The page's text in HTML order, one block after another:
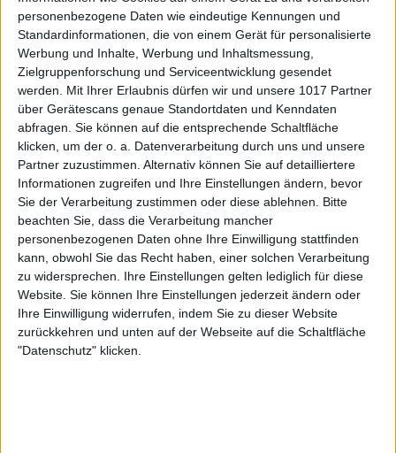
personenbezogene Daten wie eindeutige Kennungen und
Standardinformationen, die von einem Gerät für personalisierte
Werbung und Inhalte, Werbung und Inhaltsmessung,
Zielgruppenforschung und Serviceentwicklung gesendet
werden.
Mit Ihrer Erlaubnis dürfen wir und unsere 1017 Partner
über Gerätescans genaue Standortdaten und Kenndaten
abfragen. Sie können auf die entsprechende Schaltfläche
klicken, um der o. a. Datenverarbeitung durch uns und unsere
Partner zuzustimmen. Alternativ können Sie auf detailliertere
Informationen zugreifen und Ihre Einstellungen ändern, bevor
Sie der Verarbeitung zustimmen oder diese ablehnen.
Bitte
beachten Sie, dass die Verarbeitung mancher
personenbezogenen Daten ohne Ihre Einwilligung stattfinden
kann, obwohl Sie das Recht haben, einer solchen Verarbeitung
zu widersprechen. Ihre Einstellungen gelten lediglich für diese
Website. Sie können Ihre Einstellungen jederzeit ändern oder
Ihre Einwilligung widerrufen, indem Sie zu dieser Website
zurückkehren und unten auf der Webseite auf die Schaltfläche
"Datenschutz" klicken.